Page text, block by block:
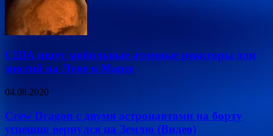
США ищут мобильные атомные реакторы для
миссий на Луне и Марсе
04.08.2020
Crew Dragon с двумя астронавтами на борту
успешно вернулся на Землю (Видео)